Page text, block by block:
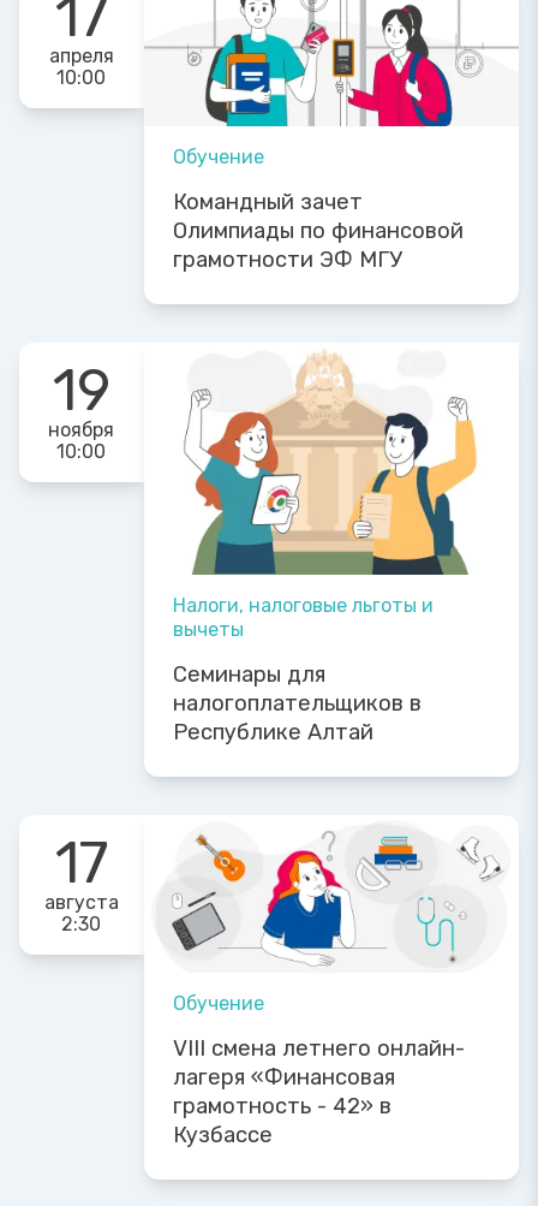
17
апреля
10:00
Обучение
Командный зачет
Олимпиады по финансовой
грамотности ЭФ МГУ
19
ноября
10:00
Налоги, налоговые льготы и
вычеты
Семинары для
налогоплательщиков в
Республике Алтай
17
августа
2:30
Обучение
VIII смена летнего онлайн-
лагеря «Финансовая
грамотность - 42» в
Кузбассе